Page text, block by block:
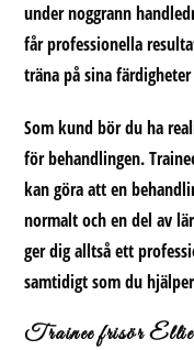
under noggrann
får professionella
träna på sina
Som kund bör du ha
för behandlingen.
kan göra att en
normalt och en del av
ger dig alltså ett
samtidigt som du
Trainee frisör